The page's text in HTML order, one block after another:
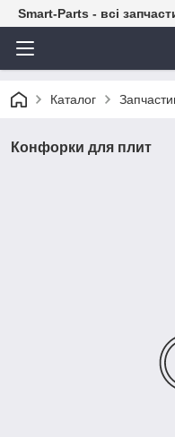
Smart-Parts - всі
Каталог
Конфорки для плит